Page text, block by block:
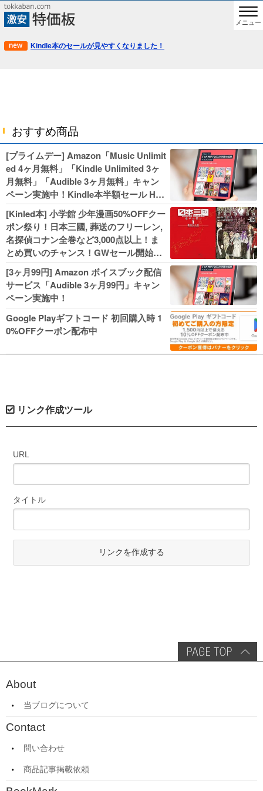
メニュー
Kindle本のセールが見やすくなりました！
おすすめ商品
[プライムデー] Amazon「Music Unlimit
ed 4ヶ月無料」「Kindle Unlimited 3ヶ
月無料」「Audible 3ヶ月無料」キャン
ペーン実施中！Kindle本半額セール HU
NTER×HUNTERなど集英社、無職転生,
幼女戦記などKADOKAWA、キャプテン
翼100円セールも！
[Kinled本] 小学館 少年漫画50%OFFクー
ポン祭り！日本三國, 葬送のフリーレン,
名探偵コナン全巻など3,000点以上！ま
とめ買いのチャンス！GWセール開始！
人気コミック多数 カドカワ祭やIT関連本
がセールに！
[3ヶ月99円] Amazon ボイスブック配信
サービス「Audible 3ヶ月99円」キャン
ペーン実施中！
Google Playギフトコード 初回購入時 1
0%OFFクーポン配布中
リンク作成ツール
URL
タイトル
リンクを作成する
About
当ブログについて
Contact
問い合わせ
商品記事掲載依頼